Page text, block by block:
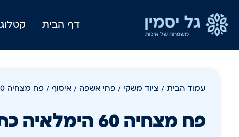
דף הבית קטלוג
עמוד הבית / ציוד משקי / פחי אשפה / איסוף / פח מצחיה 60 הימלאיה כתר
פח מצחיה 60 הימלאיה כתר